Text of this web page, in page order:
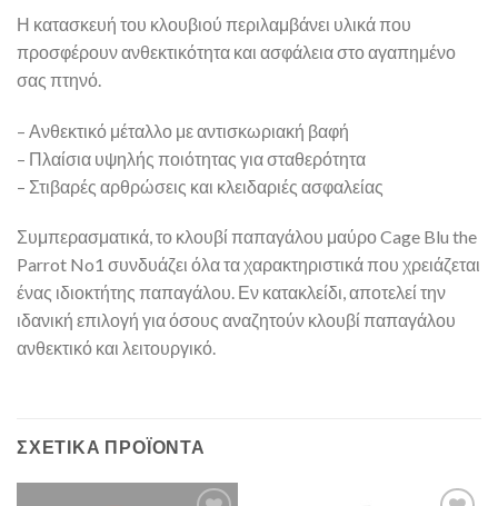
Η κατασκευή του κλουβιού περιλαμβάνει υλικά που
προσφέρουν ανθεκτικότητα και ασφάλεια στο αγαπημένο
σας πτηνό.
– Ανθεκτικό μέταλλο με αντισκωριακή βαφή
– Πλαίσια υψηλής ποιότητας για σταθερότητα
– Στιβαρές αρθρώσεις και κλειδαριές ασφαλείας
Συμπερασματικά, το κλουβί παπαγάλου μαύρο Cage Blu the
Parrot No1 συνδυάζει όλα τα χαρακτηριστικά που χρειάζεται
ένας ιδιοκτήτης παπαγάλου. Εν κατακλείδι, αποτελεί την
ιδανική επιλογή για όσους αναζητούν κλουβί παπαγάλου
ανθεκτικό και λειτουργικό.
ΣΧΕΤΙΚΆ ΠΡΟΪΌΝΤΑ